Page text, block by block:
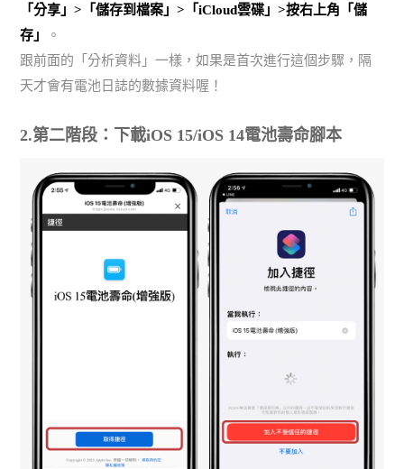
「分享」>「儲存到檔案」>「iCloud雲碟」>按右上角「儲
存」
。
跟前面的「分析資料」一樣，如果是首次進行這個步驟，隔
天才會有電池日誌的數據資料喔！
2.第二階段：下載iOS 15/iOS 14電池壽命腳本